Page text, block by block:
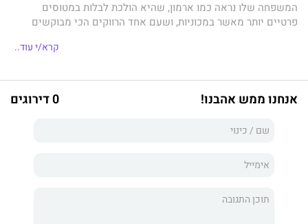
המשפחה שלו נראה כמו ארמון, שהיא הולכת לבלות במטוסים
פרטיים יותר מאשר במכוניות, ושעם אחד הרווקים הכי מבוקשים
בעולם של פאר שושלתי הזוי כוללים היכרות עם אסטריד, האישה
בדפי המגזינים של החברה בהונג קונג; ואלינור, אמו המפחידה של ניק,
אישה בעלת דעות מוצקות מאוד בנוגע למי שבנה צריך — ואינו צריך
— לשאת לאישה. אסייתים עשירים מטורפים, רומן ביכורים מצחיק
להפליא, לוקח אותנו לסיבוב במגרשי המשחקים האקסקלוסיביים
ביותר באסיה — מפנטהאוזים נוצצים בשנחאי ועד איים פרטיים בים
מושלם של העימות בין הסינים שמעבר לים לסינים שביבשת.
קרא/י עוד..
אנחנו ממש אהבנו! 0 דירוגים